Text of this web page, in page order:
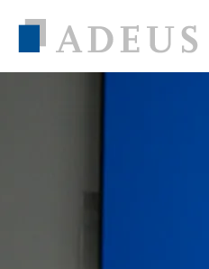
Inhalt anspringen